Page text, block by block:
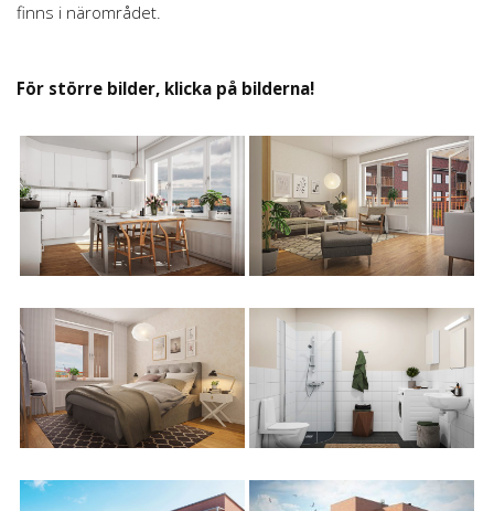
finns i närområdet.
För större bilder, klicka på bilderna!